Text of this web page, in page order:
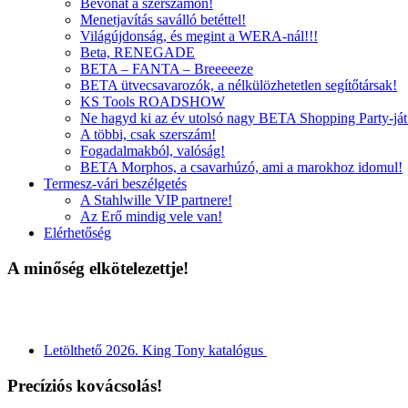
Bevonat a szerszámon!
Menetjavítás saválló betéttel!
Világújdonság, és megint a WERA-nál!!!
Beta, RENEGADE
BETA – FANTA – Breeeeeze
BETA ütvecsavarozók, a nélkülözhetetlen segítőtársak!
KS Tools ROADSHOW
Ne hagyd ki az év utolsó nagy BETA Shopping Party-
A többi, csak szerszám!
Fogadalmakból, valóság!
BETA Morphos, a csavarhúzó, ami a marokhoz idomul!
Termesz-vári beszélgetés
A Stahlwille VIP partnere!
Az Erő mindig vele van!
Elérhetőség
A minőség elkötelezettje!
Letölthető 2026. King Tony katalógus
Precíziós kovácsolás!